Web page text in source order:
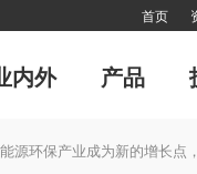
首页
故事 高端视野
内外
产业联盟
产品
源环保产业成为新的增长点